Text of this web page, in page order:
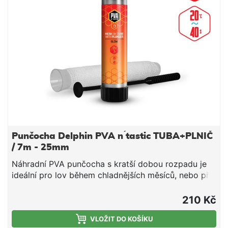
krmnou směs v bezprostřední blízkosti nástrahy,
čímž výrazně zvýší její atraktivnost pro kaprovité
ryby. Upozornění: PVA produkty jsou vodou
rozpustné, manipulujte s nimi proto jen se suchýma
rukama, aby nedošlo k jejich deformaci či
poškození. Technické parametry: Průměr:
25mm(úzká) Délka: 7m Doba rozpustnosti: cca
40s/20°C voda
Punčocha Delphin PVA n ́tastic TUBA+PLNIČ
/ 7m - 25mm
Náhradní PVA punčocha s kratší dobou rozpadu je
ideální pro lov během chladnějších měsíců, nebo při
dobu ke dnu. Jedná se o vysoce kvalitní produkt, při
kterém díky důkladnému pletení nedochází ke
svévolnému trhání punčochy a zároveň se výborně
210 Kč
VLOŽIT DO KOŠÍKU